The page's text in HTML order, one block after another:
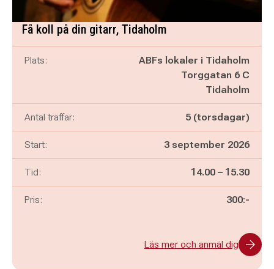
Få koll på din gitarr, Tidaholm
Plats:
ABFs lokaler i Tidaholm
Torggatan 6 C
Tidaholm
Antal träffar: 5 (torsdagar)
Start: 3 september 2026
Tid: Pågår mellan
14.00 – och
15.30
Pris: 300:-
Läs mer och anmäl dig